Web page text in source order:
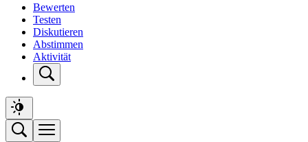
Bewerten
Testen
Diskutieren
Abstimmen
Aktivität